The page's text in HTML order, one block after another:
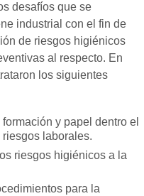
desafíos que se
industrial con el fin de
de riesgos higiénicos
al respecto. En
los siguientes
y papel dentro el
laborales.
riesgos higiénicos a la
para la